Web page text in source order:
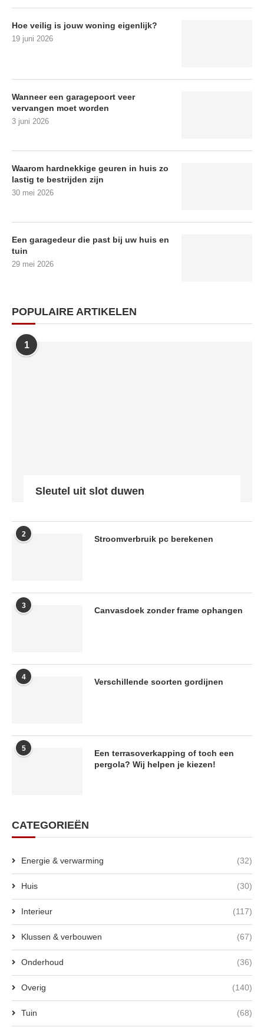
Hoe veilig is jouw woning eigenlijk?
19 juni 2026
Wanneer een garagepoort veer
vervangen moet worden
3 juni 2026
Waarom hardnekkige geuren in huis zo
lastig te bestrijden zijn
30 mei 2026
Een garagedeur die past bij uw huis en
tuin
29 mei 2026
POPULAIRE ARTIKELEN
1
Sleutel uit slot duwen
2 Stroomverbruik pc berekenen
3 Canvasdoek zonder frame ophangen
4 Verschillende soorten gordijnen
5
Een terrasoverkapping of toch een
pergola? Wij helpen je kiezen!
CATEGORIEËN
Energie & verwarming (32)
Huis (30)
Interieur (117)
Klussen & verbouwen (67)
Onderhoud (36)
Overig (140)
Tuin (68)